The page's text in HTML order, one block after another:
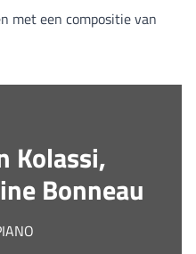
met een compositie van
Kolassi,
Bonneau